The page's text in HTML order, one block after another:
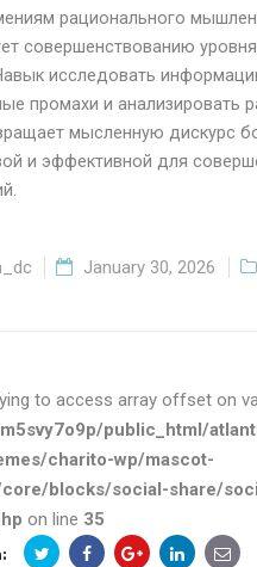
рационального
совершенствованию
исследовать
промахи и анализировать
мысленную дискурс
и эффективной для
January 30, 2026
to access array offset on
public_html/
charito-wp/mascot-
blocks/social-share/
on line 35